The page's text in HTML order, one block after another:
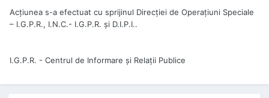
Acțiunea s-a efectuat cu sprijinul Direcției de Operațiuni Speciale
– I.G.P.R., I.N.C.- I.G.P.R. și D.I.P.I..
I.G.P.R. - Centrul de Informare și Relaţii Publice